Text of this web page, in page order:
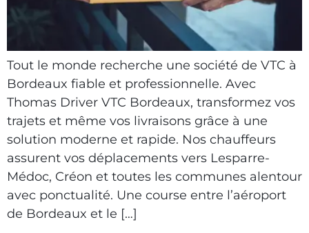
Tout le monde recherche une société de VTC à
Bordeaux fiable et professionnelle. Avec
Thomas Driver VTC Bordeaux, transformez vos
trajets et même vos livraisons grâce à une
solution moderne et rapide. Nos chauffeurs
assurent vos déplacements vers Lesparre-
Médoc, Créon et toutes les communes alentour
avec ponctualité. Une course entre l’aéroport
de Bordeaux et le […]